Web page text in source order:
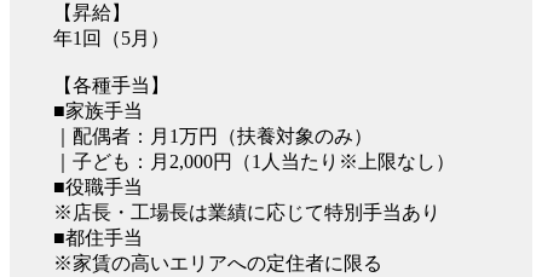
【昇給】
年1回（5月）
【各種手当】
■家族手当
｜配偶者：月1万円（扶養対象のみ）
｜子ども：月2,000円（1人当たり※上限なし）
■役職手当
※店長・工場長は業績に応じて特別手当あり
■都住手当
※家賃の高いエリアへの定住者に限る